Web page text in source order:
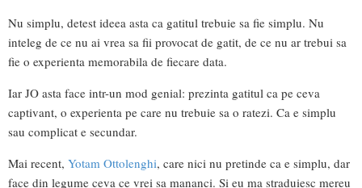
Nu simplu, detest ideea asta ca gatitul trebuie sa fie simplu. Nu
inteleg de ce nu ai vrea sa fii provocat de gatit, de ce nu ar trebui sa
fie o experienta memorabila de fiecare data.
Iar JO asta face intr-un mod genial: prezinta gatitul ca pe ceva
captivant, o experienta pe care nu trebuie sa o ratezi. Ca e simplu
sau complicat e secundar.
Mai recent, Yotam Ottolenghi, care nici nu pretinde ca e simplu, dar
face din legume ceva ce vrei sa mananci. Si eu ma straduiesc mereu